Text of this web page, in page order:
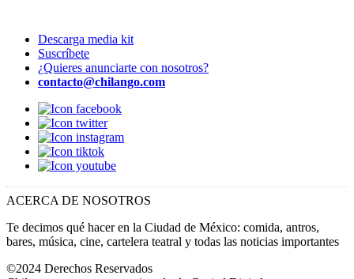
Descarga media kit
Suscríbete
¿Quieres anunciarte con nosotros?
contacto@chilango.com
ACERCA DE NOSOTROS
Te decimos qué hacer en la Ciudad de México: comida, antros,
bares, música, cine, cartelera teatral y todas las noticias importantes
©2024 Derechos Reservados